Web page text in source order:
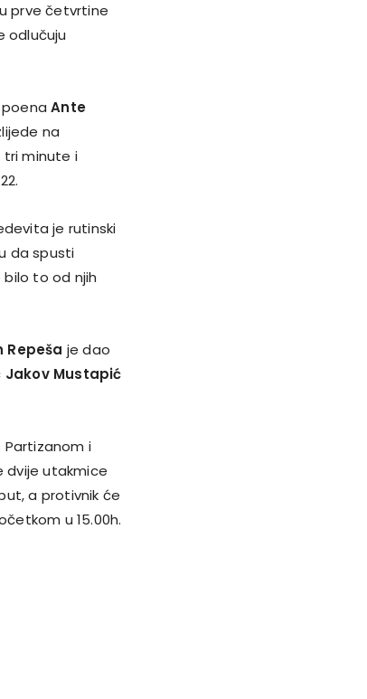
prve četvrtine
odlučuju
poenaAnte
na
tri minute i
je rutinski
da spusti
bilo to od njih
Repeša je dao
Jakov Mustapić
Partizanom i
dvije utakmice
a protivnik će
u 15.00h.